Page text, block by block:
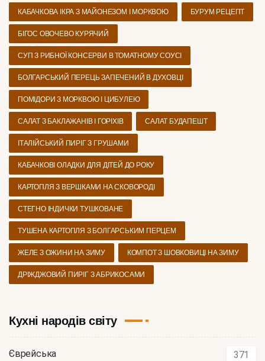
КАБАЧКОВА ІКРА З МАЙОНЕЗОМ І МОРКВОЮ БУРУМ РЕЦЕПТ
БІГОС ОВОЧЕВО КУРЯЧИЙ
СУП З РИБНОЇ КОНСЕРВИ В ТОМАТНОМУ СОУСІ
БОЛГАРСЬКИЙ ПЕРЕЦЬ ЗАПЕЧЕНИЙ В ДУХОВЦІ
ПОМІДОРИ З МОРКВОЮ І ЦИБУЛЕЮ
САЛАТ З БАКЛАЖАНІВ І ГОРІХІВ САЛАТ БУДАПЕШТ
ІТАЛІЙСЬКИЙ ПИРІГ З ГРУШАМИ
КАБАЧКОВІ ОЛАДКИ ДЛЯ ДІТЕЙ ДО РОКУ
КАРТОПЛЯ З ВЕРШКАМИ НА СКОВОРОДІ
СТЕГНО ІНДИЧКИ ТУШКОВАНЕ
ТУШЕНА КАРТОПЛЯ З БОЛГАРСЬКИМ ПЕРЦЕМ
ЖЕЛЕ З ОЖИНИ НА ЗИМУ КОМПОТ З ШОВКОВИЦІ НА ЗИМУ
ДРІЖДЖОВИЙ ПИРІГ З АБРИКОСАМИ
Кухні народів світу
Єврейська 371